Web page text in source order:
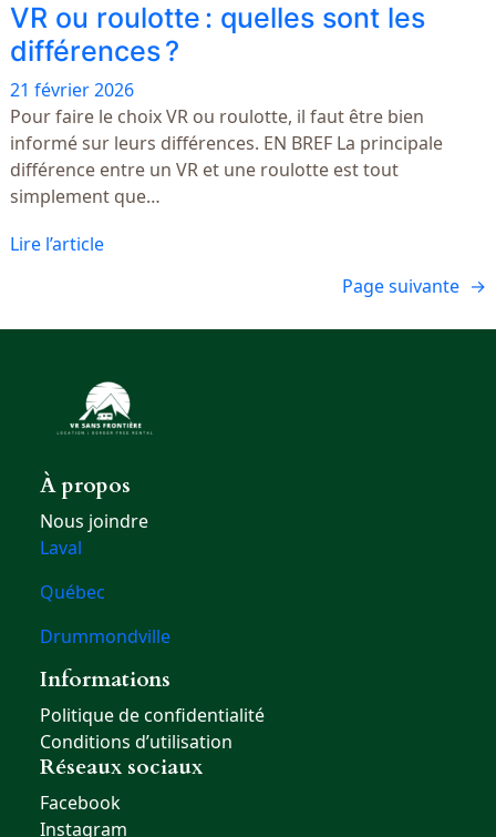
VR ou roulotte : quelles sont les
différences ?
21 février 2026
Pour faire le choix VR ou roulotte, il faut être bien
informé sur leurs différences. EN BREF La principale
différence entre un VR et une roulotte est tout
simplement que…
Lire l’article
Page suivante →
À propos
Nous joindre
Laval
Québec
Drummondville
Informations
Politique de confidentialité
Conditions d’utilisation
Réseaux sociaux
Facebook
Instagram